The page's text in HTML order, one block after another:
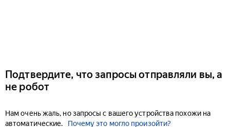
Подтвердите, что запросы отправляли вы, а
не робот
Нам очень жаль, но запросы с вашего устройства похожи на
автоматические.
Почему это могло произойти?